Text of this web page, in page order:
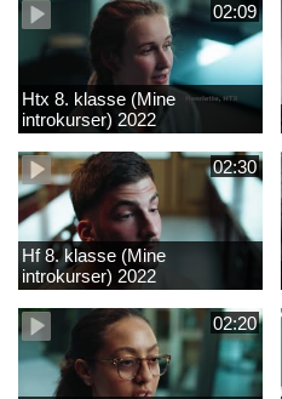
02:09
Htx 8. klasse (Mine
introkurser) 2022
02:30
Hf 8. klasse (Mine
introkurser) 2022
02:20